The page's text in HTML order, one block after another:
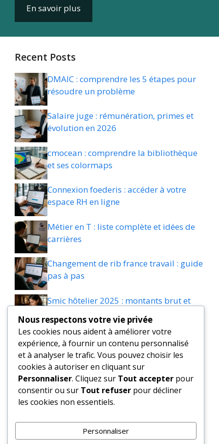
En savoir plus
Recent Posts
DMAIC : comprendre les 5 étapes pour
résoudre un problème
Salaire juge : rémunération, primes et
évolution en 2026
cmocean : comprendre la bibliothèque
et ses colormaps
Connexion foederis : accéder à votre
espace RH en ligne
Métier en T : liste complète et idées de
carrières
Changement de rib france travail : guide
pas à pas
Smic hôtelier 2025 : montants brut et
0palex : guide pour retrouver le bon
produit
Fissure du menisque : temps d’arrêt et
reprise en pratique
comment contester
Nous respectons votre vie privée
Les cookies nous aident à améliorer votre
expérience, à fournir un contenu personnalisé
et à analyser le trafic. Vous pouvez choisir les
cookies à autoriser en cliquant sur
Personnaliser. Cliquez sur Tout accepter pour
consentir ou sur Tout refuser pour décliner
les cookies non essentiels.
Personnaliser